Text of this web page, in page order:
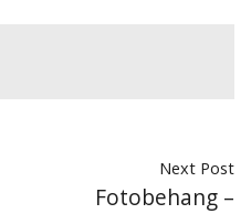
Next Post
Fotobehang –